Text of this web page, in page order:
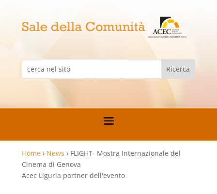
Home › News › FLIGHT- Mostra Internazionale del
Cinema di Genova
Acec Liguria partner dell'evento